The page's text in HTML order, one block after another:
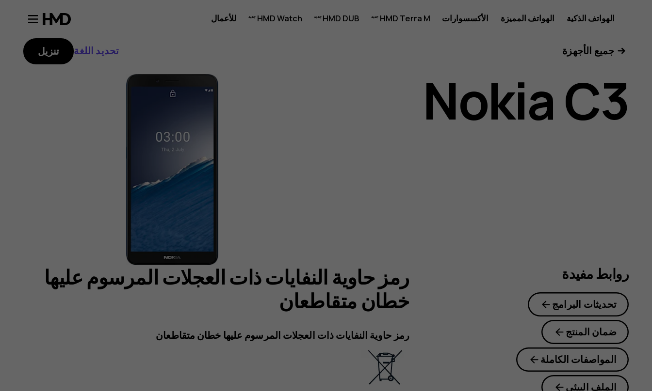
دليل
مستخدم
Nokia
الهواتف الذكية الهواتف المميزة الأكسسوارات HMD Terra M
HMD DUB
HMD Watch
للأعمال
جميع الأجهزة تحديد اللغة تنزيل
Nokia C3
رمز حاوية النفايات ذات العجلات المرسوم عليها
خطان متقاطعان
رمز حاوية النفايات ذات العجلات المرسوم عليها خطان متقاطعان
روابط مفيدة
تحديثات البرامج
ضمان المنتج
المواصفات الكاملة
الملف البيئي